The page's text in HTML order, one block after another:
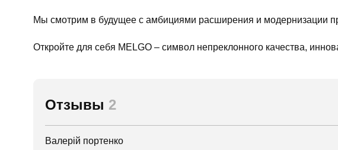
Мы смотрим в будущее с амбициями расширения и модернизации
Откройте для себя MELGO – символ непреклонного качества,
Отзывы 2
Валерій портенко